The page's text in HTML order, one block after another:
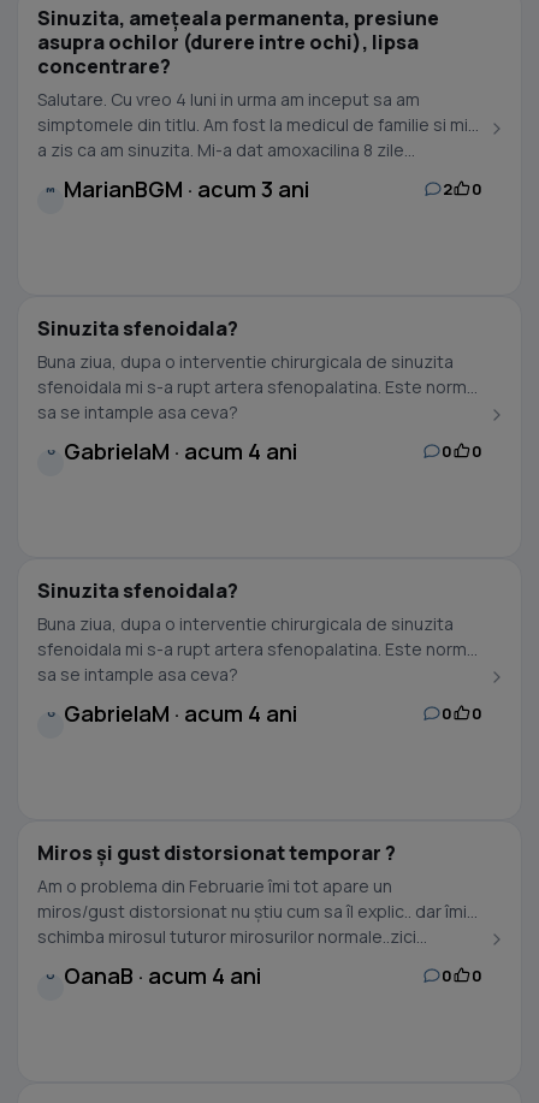
Sinuzita, amețeala permanenta, presiune
asupra ochilor (durere intre ochi), lipsa
concentrare?
Salutare. Cu vreo 4 luni in urma am inceput sa am
simptomele din titlu. Am fost la medicul de familie si mi-
a zis ca am sinuzita. Mi-a dat amoxacilina 8 zile...
M MarianBGM · acum 3 ani 2 0
Sinuzita sfenoidala?
Buna ziua, dupa o interventie chirurgicala de sinuzita
sfenoidala mi s-a rupt artera sfenopalatina. Este normal
sa se intample asa ceva?
G GabrielaM · acum 4 ani 0 0
Sinuzita sfenoidala?
Buna ziua, dupa o interventie chirurgicala de sinuzita
sfenoidala mi s-a rupt artera sfenopalatina. Este normal
sa se intample asa ceva?
G GabrielaM · acum 4 ani 0 0
Miros și gust distorsionat temporar ?
Am o problema din Februarie îmi tot apare un
miros/gust distorsionat nu știu cum sa îl explic.. dar îmi
schimba mirosul tuturor mirosurilor normale..zici...
O OanaB · acum 4 ani 0 0